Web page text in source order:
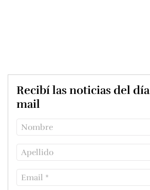
Recibí las noticias del
mail